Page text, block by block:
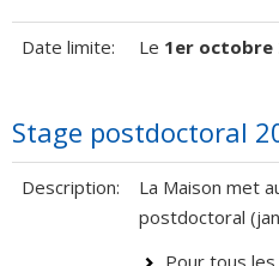
Date limite: Le 1er octobre
Stage postdoctoral
Description:
La Maison met
postdoctoral
Pour tous les